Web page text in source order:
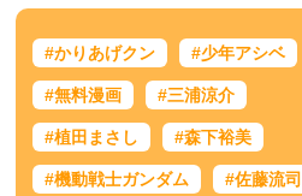
#かりあげクン #少年アシベ
#無料漫画 #三浦涼介
#植田まさし #森下裕美
#機動戦士ガンダム #佐藤流司